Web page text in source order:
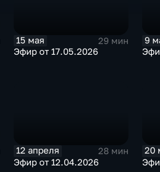
15 мая
29 мин
Эфир от 17.05.2026
9
12 апреля
28 мин
Эфир от 12.04.2026
20